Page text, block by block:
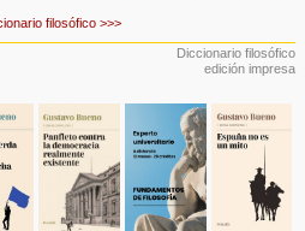
filosófico >>>
Diccionario filosófico
edición impresa